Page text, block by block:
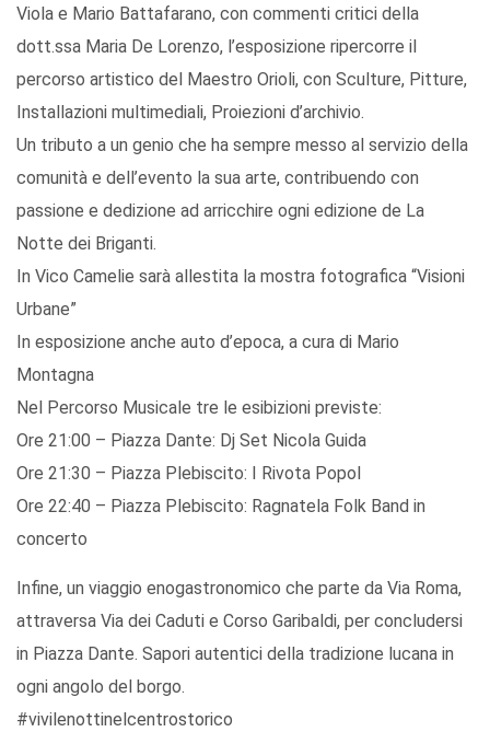
Viola e Mario Battafarano, con commenti critici della
dott.ssa Maria De Lorenzo, l’esposizione ripercorre il
percorso artistico del Maestro Orioli, con Sculture, Pitture,
Installazioni multimediali, Proiezioni d’archivio.
Un tributo a un genio che ha sempre messo al servizio della
comunità e dell’evento la sua arte, contribuendo con
passione e dedizione ad arricchire ogni edizione de La
Notte dei Briganti.
In Vico Camelie sarà allestita la mostra fotografica “Visioni
Urbane”
In esposizione anche auto d’epoca, a cura di Mario
Montagna
Nel Percorso Musicale tre le esibizioni previste:
Ore 21:00 – Piazza Dante: Dj Set Nicola Guida
Ore 21:30 – Piazza Plebiscito: I Rivota Popol
Ore 22:40 – Piazza Plebiscito: Ragnatela Folk Band in
concerto
Infine, un viaggio enogastronomico che parte da Via Roma,
attraversa Via dei Caduti e Corso Garibaldi, per concludersi
in Piazza Dante. Sapori autentici della tradizione lucana in
ogni angolo del borgo.
#vivilenottinelcentrostorico